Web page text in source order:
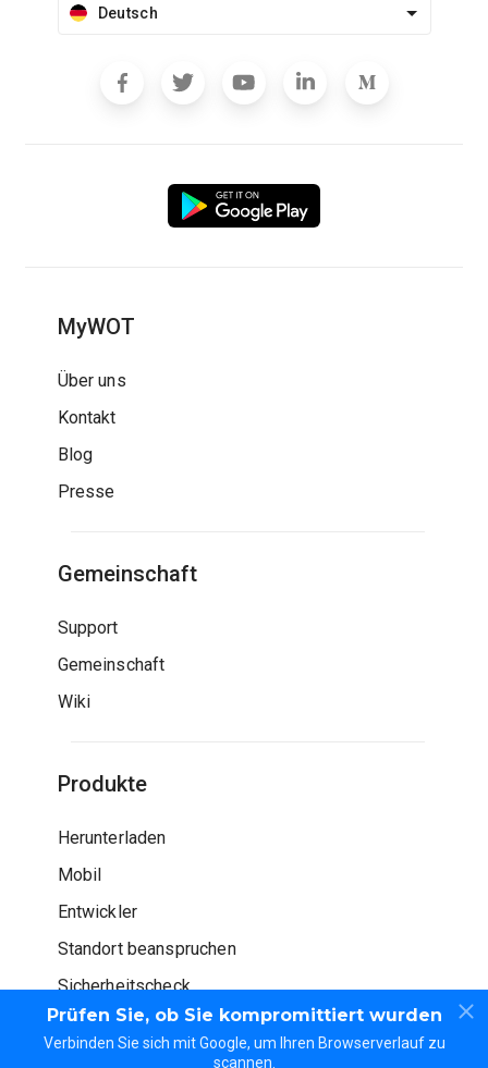
Prüfen Sie, ob Sie kompromittiert wurden
Verbinden Sie sich mit Google, um Ihren Browserverlauf zu
scannen.
Deutsch
MyWOT
Über uns
Kontakt
Blog
Presse
Gemeinschaft
Support
Gemeinschaft
Wiki
Produkte
Herunterladen
Mobil
Entwickler
Standort beanspruchen
Sicherheitscheck